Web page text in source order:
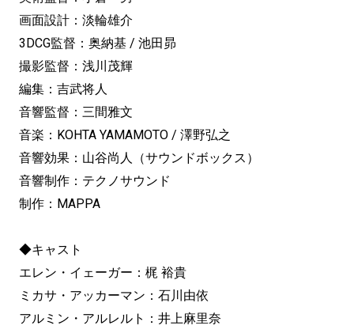
画面設計：淡輪雄介
3DCG監督：奥納基 / 池田昴
撮影監督：浅川茂輝
編集：吉武将人
音響監督：三間雅文
音楽：KOHTA YAMAMOTO / 澤野弘之
音響効果：山谷尚人（サウンドボックス）
音響制作：テクノサウンド
制作：MAPPA
◆キャスト
エレン・イェーガー：梶 裕貴
ミカサ・アッカーマン：石川由依
アルミン・アルレルト：井上麻里奈